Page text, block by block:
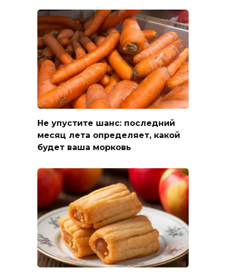
Не упустите шанс: последний
месяц лета определяет, какой
будет ваша морковь